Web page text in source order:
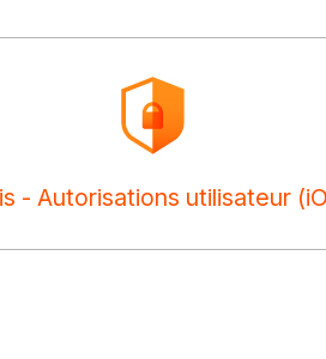
- Autorisations utilisateur